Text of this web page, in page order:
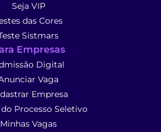
Seja VIP
das Cores
Sistmars
Empresas
Digital
Vaga
Empresa
Processo Seletivo
Minhas Vagas